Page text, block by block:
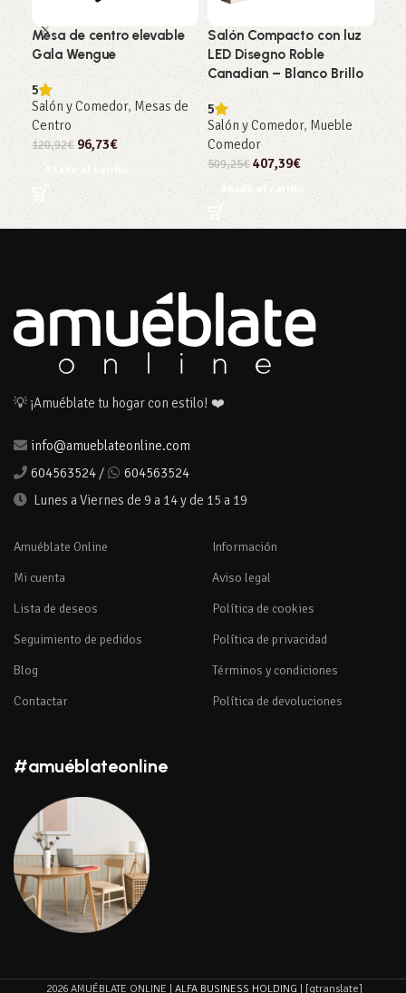
Mesa de centro elevable
Gala Wengue
5
Salón y Comedor, Mesas de
Centro
120,92€ 96,73€
Añadir al carrito
Salón Compacto con luz
LED Disegno Roble
Canadian – Blanco Brillo
5
Salón y Comedor,Mueble
Comedor
509,25€407,39€
Añadir al carrito
💡 ¡Amuéblate tu hogar con estilo! ❤️
info@amueblateonline.com
604563524 /
604563524
Lunes a Viernes de 9 a 14 y de 15 a 19
Amuéblate Online
Mi cuenta
Lista de deseos
Seguimiento de pedidos
Blog
Contactar
Información
Aviso legal
Política de cookies
Política de privacidad
Términos y condiciones
Política de devoluciones
#amuéblateonline
2026 AMUÉBLATE ONLINE | ALFA BUSINESS HOLDING | [gtranslate]